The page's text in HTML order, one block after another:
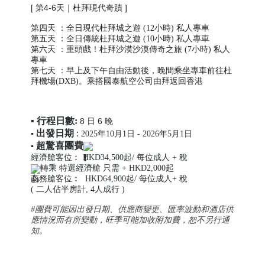
[第4-6天｜杜拜現代奇蹟 ]
第四天 ：全日現代杜拜城之遊 (12小時) 私人專車
第五天 ：全日傳統杜拜城之遊 (10小時) 私人專車
第六天 ：重頭戲！杜拜沙漠沙漠傳奇之旅 (7小時) 私人
專車
第七天 ：早上及下午自由活動後，晚間乘坐專車前往杜
拜機場(DXB)。乘搭國泰航空公司由拜返回香港
▪️行程日數:8 日 6 晚
▪️ 出發日期 : 2025年10月1日 - 2026年5月1日
▪️ 超驚喜團費
經濟艙客位︰ HKD34,500起/ 每位成人 + 稅
轉乘 特選經濟艙 只需 + HKD2,000起
商務艙客位︰ HKD64,900起/ 每位成人+ 稅
( 二人佔半房計, 4人成行 )
#團費可能因出發日期、供應商變更、匯率波動和酒店供
應情況而有所變動， 旺季可能加收附加費， 恕不另行通
知。